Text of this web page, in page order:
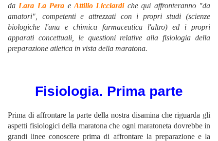
da Lara La Pera eAttilio Licciardi che qui affronteranno "da
amatori", competenti e attrezzati con i propri studi (scienze
biologiche l'una e chimica farmaceutica l'altro) ed i propri
apparati concettuali, le questioni relative alla fisiologia della
preparazione atletica in vista della maratona.
Fisiologia. Prima parte
Prima di affrontare la parte della nostra disamina che riguarda gli
aspetti fisiologici della maratona che ogni maratoneta dovrebbe in
grandi linee conoscere prima di affrontare la preparazione e la